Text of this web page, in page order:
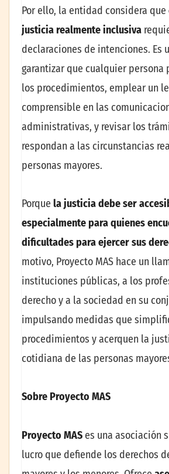
Por ello, la entidad considera que
justicia realmente inclusiva
declaraciones de intenciones. Es
garantizar que cualquier persona
los procedimientos, emplear un
comprensible en las
administrativas, y revisar los
respondan a las circunstancias
personas mayores.
Porque la justicia debe ser
especialmente para quienes
dificultades para ejercer sus
motivo, Proyecto MAS hace un
instituciones públicas, a los
derecho y a la sociedad en su
impulsando medidas que
procedimientos y acerquen la
cotidiana de las personas
Sobre Proyecto MAS
Proyecto MAS es una asociación
lucro que defiende los derechos